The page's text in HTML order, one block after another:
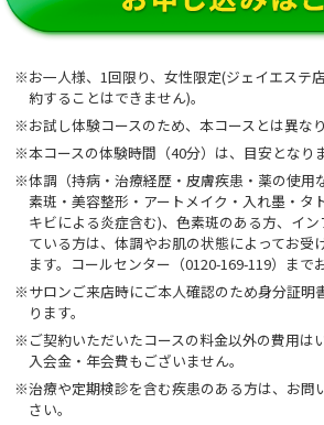
※お一人様、1回限り、女性限定(ジェイエステ
約することはできません)。
※お試し体験コースのため、本コースとは異なり
※本コースの体験時間（40分）は、目安となりま
※体調（持病・治療経歴・皮膚疾患・薬の使用
素斑・美容整形・アートメイク・入れ墨・タ
キビによる炎症含む)、色素斑のある方、イ
ている方は、体調やお肌の状態によってお受
ます。コールセンター（0120-169-119）まで
※サロンご来店時にご本人確認のため身分証明
ります。
※ご契約いただいたコースの料金以外の費用は
入会金・年会費もございません。
※治療や定期検診を含む疾患のある方は、お問
さい。